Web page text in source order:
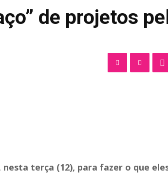
de projetos
terça (12), para fazer o que